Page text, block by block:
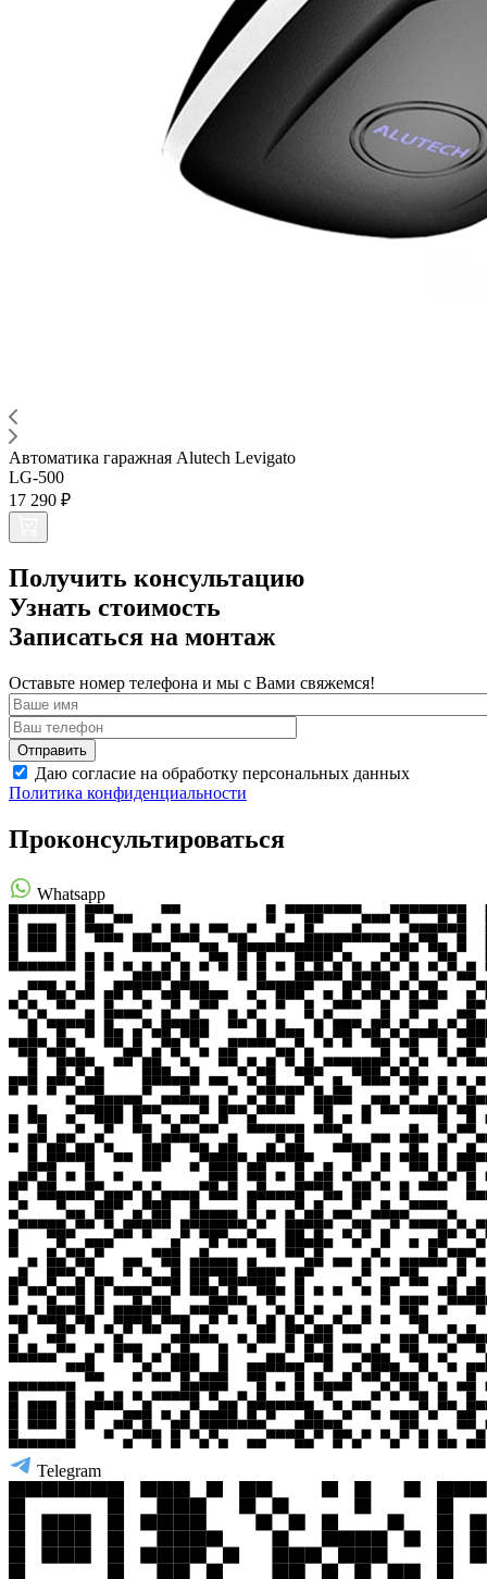
Автоматика гаражная Alutech Levigato
LG-500
17 290 ₽
Получить консультацию
Узнать стоимость
Записаться на монтаж
Оставьте номер телефона и мы с Вами свяжемся!
Даю согласие на обработку персональных данных
Политика конфиденциальности
Проконсультироваться
Whatsapp
Telegram